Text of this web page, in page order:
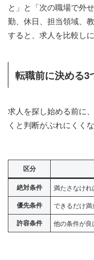
と」と「次の職場で外
勤、休日、担当領域、
すると、求人を比較し
転職前に決める3
求人を探し始める前に
くと判断がぶれにくくな
区分
絶対条件 満たさなけ
優先条件 できるだけ
許容条件 他の条件が